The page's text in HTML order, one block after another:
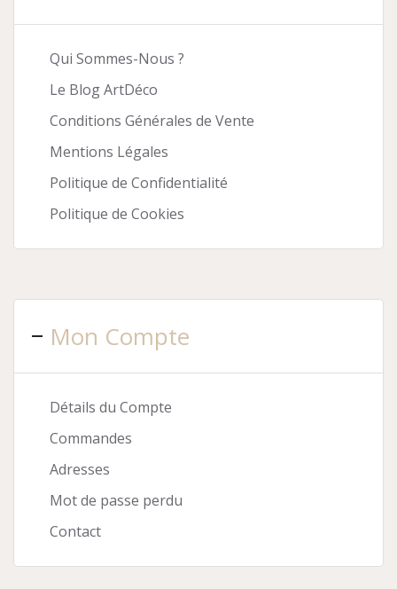
Qui Sommes-Nous ?
Le Blog ArtDéco
Conditions Générales de Vente
Mentions Légales
Politique de Confidentialité
Politique de Cookies
Mon Compte
Détails du Compte
Commandes
Adresses
Mot de passe perdu
Contact